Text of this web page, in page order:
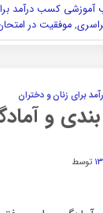
آموزشی کسب درآمد
,موفقیت در
برای زنان و دختران
و
توسط